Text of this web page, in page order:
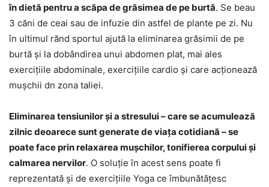
în dietă pentru a scăpa de grăsimea de pe burtă. Se beau
3 căni de ceai sau de infuzie din astfel de plante pe zi. Nu
în ultimul rănd sportul ajută la eliminarea grăsimii de pe
burtă și la dobândirea unui abdomen plat, mai ales
exercițiile abdominale, exercițiile cardio și care acționează
mușchii dn zona taliei.
Eliminarea tensiunilor și a stresului – care se acumulează
zilnic deoarece sunt generate de viața cotidiană – se
poate face prin relaxarea mușchilor, tonifierea corpului și
calmarea nervilor. O soluție în acest sens poate fi
reprezentată și de exercițiile Yoga ce îmbunătățesc